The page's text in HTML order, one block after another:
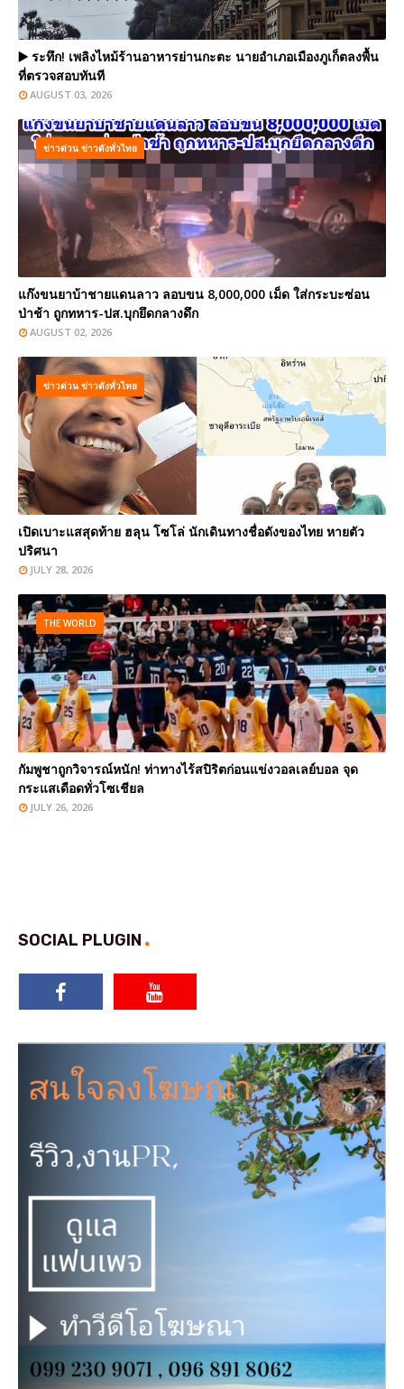
▶️ ระทึก! เพลิงไหม้ร้านอาหารย่านกะตะ นายอำเภอเมืองภูเก็ตลงพื้น
ที่ตรวจสอบทันที
AUGUST 03, 2026
ข่าวด่วน ข่าวดังทั่วไทย
แก๊งขนยาบ้าชายแดนลาว ลอบขน 8,000,000 เม็ด ใส่กระบะซ่อน
ป่าช้า ถูกทหาร-ปส.บุกยึดกลางดึก
AUGUST 02, 2026
ข่าวด่วน ข่าวดังทั่วไทย
เปิดเบาะแสสุดท้าย ฮลุน โซโล่ นักเดินทางชื่อดังของไทย หายตัว
ปริศนา
JULY 28, 2026
THE WORLD
กัมพูชาถูกวิจารณ์หนัก! ท่าทางไร้สปิริตก่อนแข่งวอลเลย์บอล จุด
กระแสเดือดทั่วโซเชียล
JULY 26, 2026
SOCIAL PLUGIN